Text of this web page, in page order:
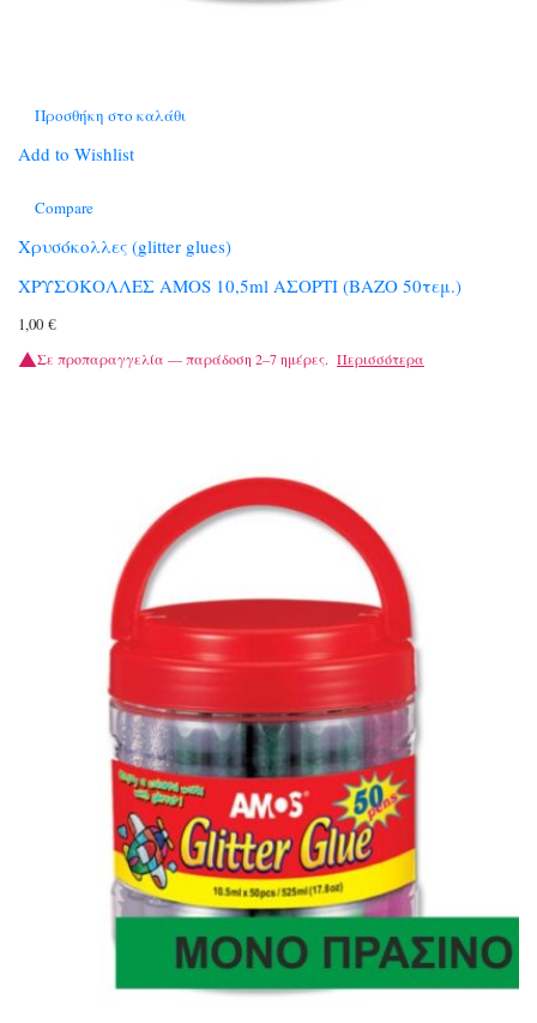
Προσθήκη στο καλάθι
Add to Wishlist
Compare
Χρυσόκολλες (glitter glues)
ΧΡΥΣΟΚΟΛΛΕΣ ΑΜΟS 10,5ml ΑΣΟΡΤΙ (ΒΑΖΟ 50τεμ.)
1,00 €
Σε προπαραγγελία — παράδοση 2–7 ημέρες. Περισσότερα